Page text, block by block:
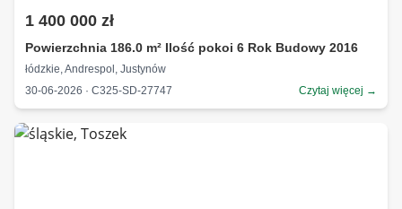
1 400 000 zł
Powierzchnia 186.0 m² Ilość pokoi 6 Rok Budowy 2016
łódzkie, Andrespol, Justynów
30-06-2026 · C325-SD-27747
Czytaj więcej →